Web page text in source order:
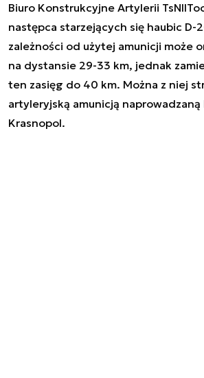
Biuro Konstrukcyjne Artylerii
następca starzejących się haubic D-
zależności od użytej amunicji może
na dystansie 29-33 km, jednak
ten zasięg do 40 km. Można z niej
artyleryjską amunicją naprowadzaną
Krasnopol.